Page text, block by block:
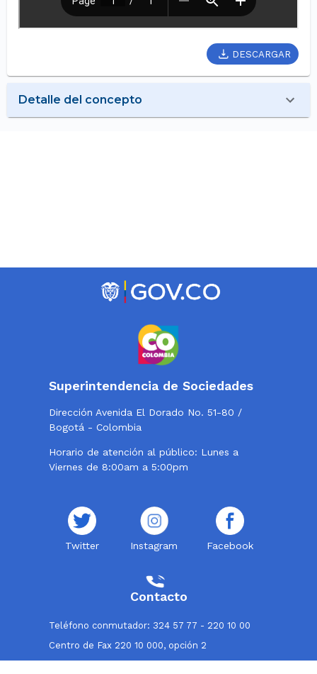
DESCARGAR
Detalle del concepto
Superintendencia de Sociedades
Dirección Avenida El Dorado No. 51-80 /
Bogotá - Colombia
Horario de atención al público: Lunes a
Viernes de 8:00am a 5:00pm
Twitter Instagram Facebook
Contacto
Teléfono conmutador: 324 57 77 - 220 10 00
Centro de Fax 220 10 000, opción 2